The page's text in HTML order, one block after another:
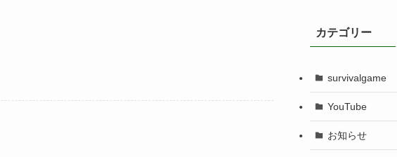
カテゴリー
survivalgame
YouTube
お知らせ